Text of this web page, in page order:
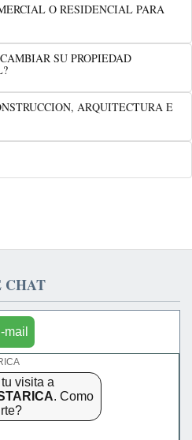
O RESIDENCIAL PARA
SU PROPIEDAD
ARQUITECTURA E
CHAT
mail
visita a
. Como